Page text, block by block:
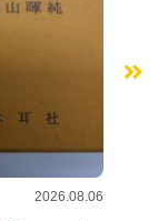
2026.08.06